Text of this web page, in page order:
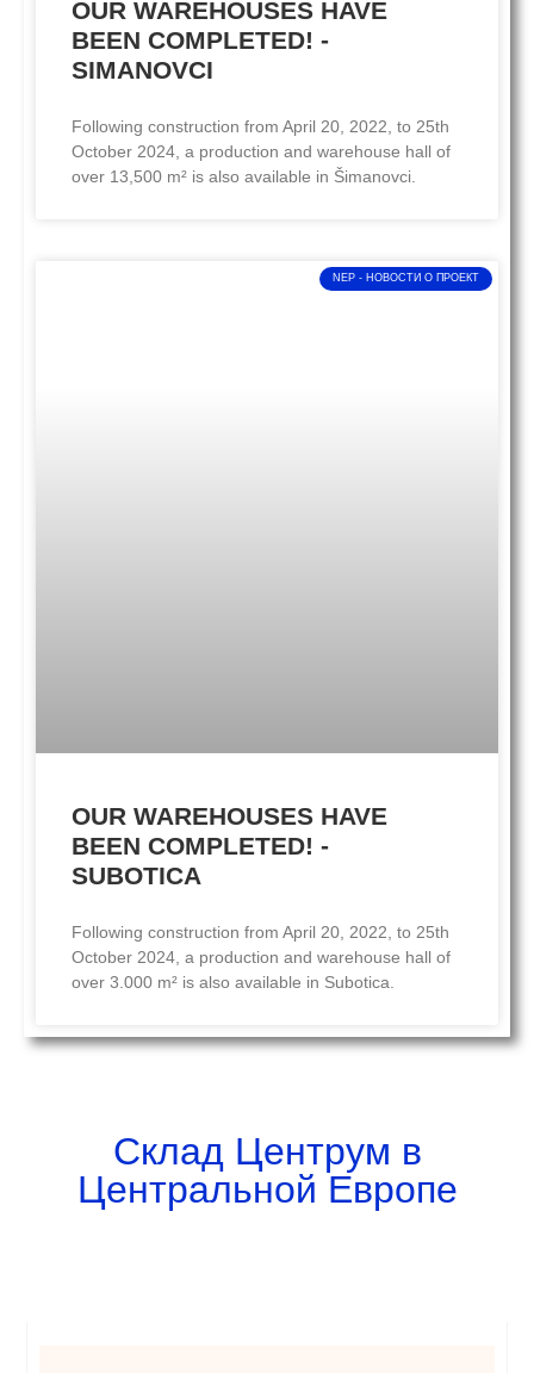
OUR WAREHOUSES HAVE
BEEN COMPLETED! -
SIMANOVCI
Following construction from April 20, 2022, to 25th
October 2024, a production and warehouse hall of
over 13,500 m² is also available in Šimanovci.
NEP - НОВОСТИ O ПРОЕКТ
OUR WAREHOUSES HAVE
BEEN COMPLETED! -
SUBOTICA
Following construction from April 20, 2022, to 25th
October 2024, a production and warehouse hall of
over 3.000 m² is also available in Subotica.
Склад Центрум в
Центральной Европе